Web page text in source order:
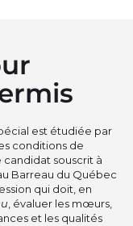
est étudiée par
conditions de
souscrit à
Barreau du Québec
qui doit, en
, évaluer les mœurs,
et les qualités